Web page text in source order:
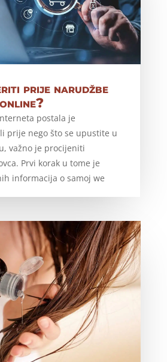
prije narudžbe
postala je
prije nego što se upustite u
važno je procijeniti
Prvi korak u tome je
informacija o samoj we